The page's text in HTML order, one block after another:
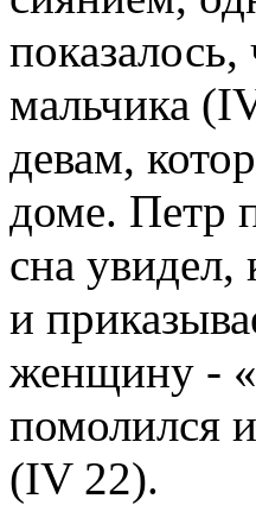
мальчика
девам,
доме. Петр
сна
и
женщину -
помолился
(IV 22).